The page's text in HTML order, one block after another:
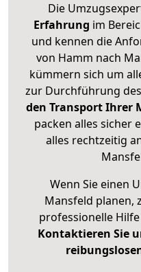
Die
Erfahrung im
und kennen die
von Hamm nach
kümmern sich um
zur Durchführung
den Transport Ihrer
packen alles sicher
alles rechtzeitig
Wenn Sie einen
Mansfeld planen,
professionelle
Kontaktieren Sie